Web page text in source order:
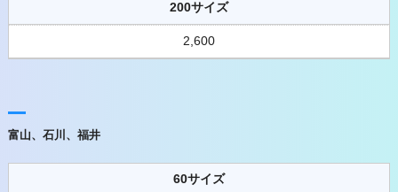
200サイズ
2,600
富山、石川、福井
60サイズ